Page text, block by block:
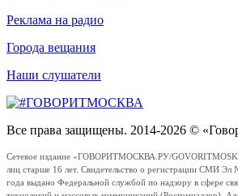
Реклама на радио
Города вещания
Наши слушатели
Все права защищены. 2014-2026 ©
Сетевое издание «ГОВОРИТМОСКВА.РУ/
лиц старше 16 лет. Свидетельство о регистрации СМИ
года выдано Федеральной службой по надзору в сфере